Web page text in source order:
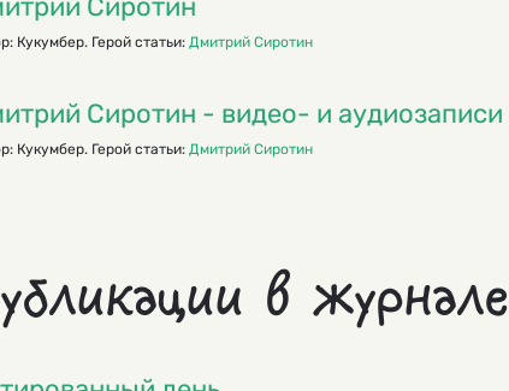
Сиротин
Кукумбер. Герой статьи: Дмитрий Сиротин
Сиротин - видео- и аудиозаписи
Кукумбер. Герой статьи: Дмитрий Сиротин
в журнале